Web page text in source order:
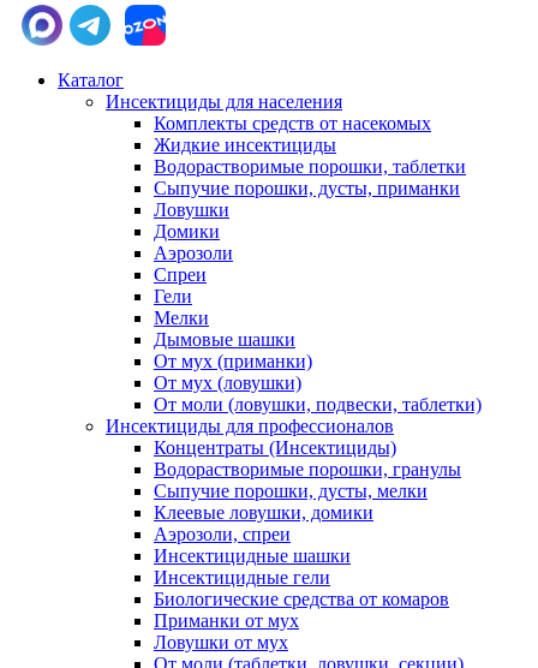
Каталог
Инсектициды для населения
Комплекты средств от насекомых
Жидкие инсектициды
Водорастворимые порошки, таблетки
Сыпучие порошки, дусты, приманки
Ловушки
Домики
Аэрозоли
Спреи
Гели
Мелки
Дымовые шашки
От мух (приманки)
От мух (ловушки)
От моли (ловушки, подвески, таблетки)
Инсектициды для профессионалов
Концентраты (Инсектициды)
Водорастворимые порошки, гранулы
Сыпучие порошки, дусты, мелки
Клеевые ловушки, домики
Аэрозоли, спреи
Инсектицидные шашки
Инсектицидные гели
Биологические средства от комаров
Приманки от мух
Ловушки от мух
От моли (таблетки, ловушки, секции)